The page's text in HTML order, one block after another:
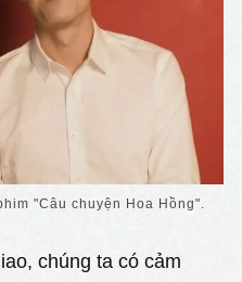
"Câu chuyện Hoa Hồng".
chúng ta có cảm